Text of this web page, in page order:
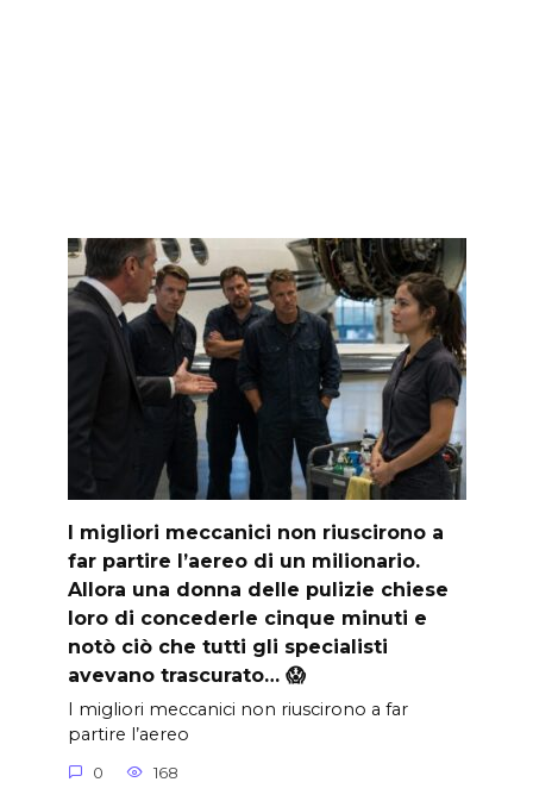
I migliori meccanici non riuscirono a
far partire l’aereo di un milionario.
Allora una donna delle pulizie chiese
loro di concederle cinque minuti e
notò ciò che tutti gli specialisti
avevano trascurato… 😱
I migliori meccanici non riuscirono a far
partire l’aereo
0 168